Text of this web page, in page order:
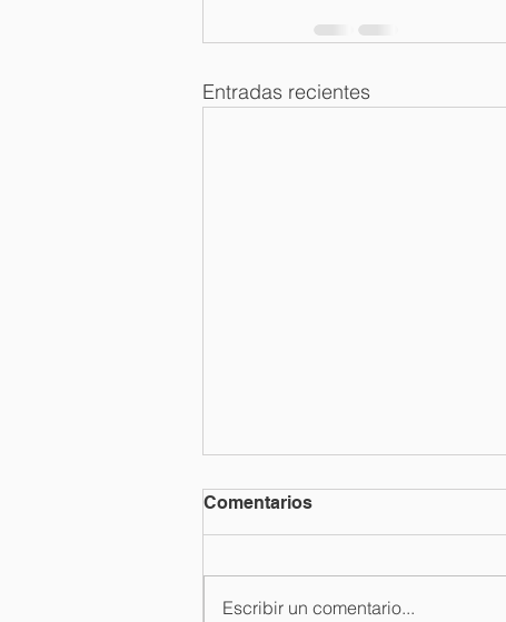
Entradas recientes
Comentarios
Escribir un comentario...